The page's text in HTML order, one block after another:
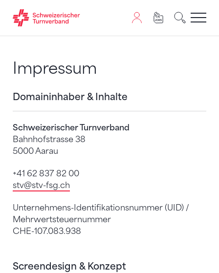
Impressum
Domaininhaber & Inhalte
Schweizerischer Turnverband
Bahnhofstrasse 38
5000 Aarau
+41 62 837 82 00
stv@stv-fsg.ch
Unternehmens-Identifikationsnummer (UID) /
Mehrwertsteuernummer
CHE-107.083.938
Screendesign & Konzept